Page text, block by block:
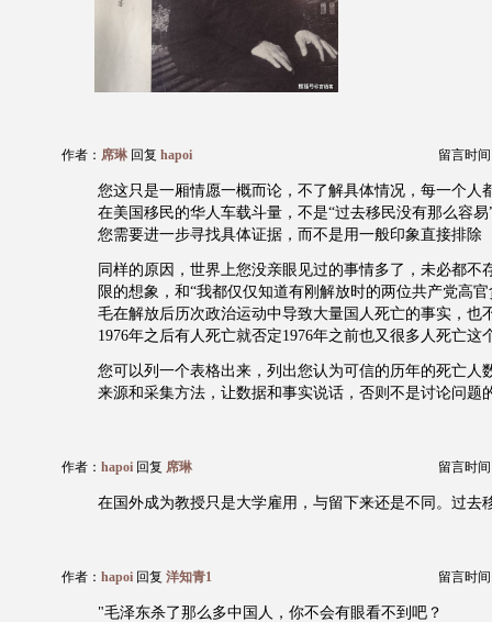
作者： 席琳 回复 hapoi 留言时间
您这只是一厢情愿一概而论，不了解具体情况，每一个人
在美国移民的华人车载斗量，不是“过去移民没有那么容
您需要进一步寻找具体证据，而不是用一般印象直接排除
同样的原因，世界上您没亲眼见过的事情多了，未必都不
限的想象，和“我都仅仅知道有刚解放时的两位共产党高
毛在解放后历次政治运动中导致大量国人死亡的事实，也
1976年之后有人死亡就否定1976年之前也又很多人死亡这
您可以列一个表格出来，列出您认为可信的历年的死亡人
来源和采集方法，让数据和事实说话，否则不是讨论问题
作者： hapoi 回复 席琳 留言时间
在国外成为教授只是大学雇用，与留下来还是不同。过去
作者： hapoi 回复 洋知青1 留言时间
"毛泽东杀了那么多中国人，你不会有眼看不到吧？